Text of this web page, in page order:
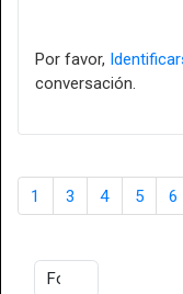
Por favor,
conversación.
1 3 4 5 6